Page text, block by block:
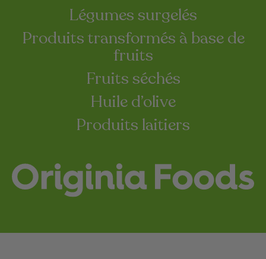
Légumes surgelés
Produits transformés à base de
fruits
Fruits séchés
Huile d’olive
Produits laitiers